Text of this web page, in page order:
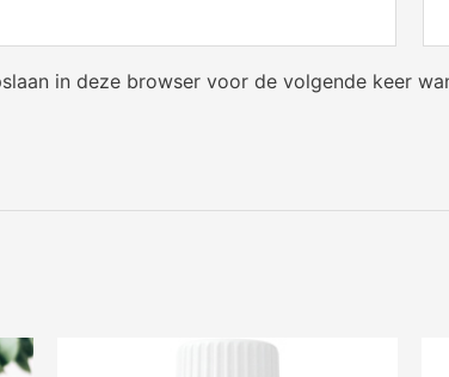
in deze browser voor de volgende keer